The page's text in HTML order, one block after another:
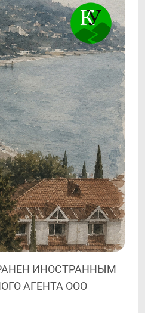
ИНОСТРАННЫМ
АГЕНТА ООО